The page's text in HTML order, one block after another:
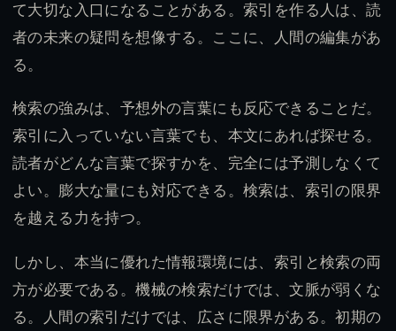
て大切な入口になることがある。索引を作る人は、読
者の未来の疑問を想像する。ここに、人間の編集があ
る。
検索の強みは、予想外の言葉にも反応できることだ。
索引に入っていない言葉でも、本文にあれば探せる。
読者がどんな言葉で探すかを、完全には予測しなくて
よい。膨大な量にも対応できる。検索は、索引の限界
を越える力を持つ。
しかし、本当に優れた情報環境には、索引と検索の両
方が必要である。機械の検索だけでは、文脈が弱くな
る。人間の索引だけでは、広さに限界がある。初期の